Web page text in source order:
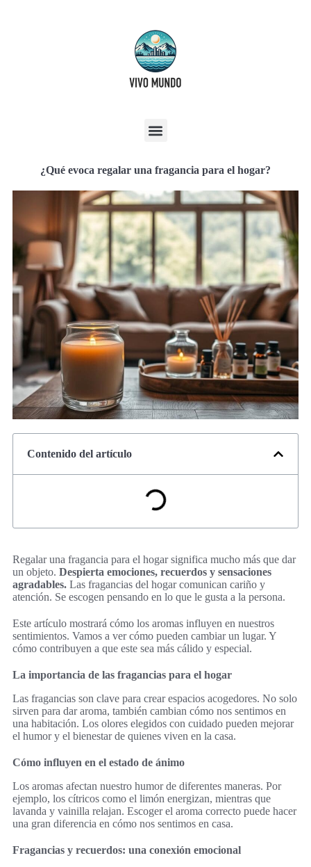
¿Qué evoca regalar una fragancia para el hogar?
Contenido del artículo
Regalar una fragancia para el hogar significa mucho más que dar
un objeto. Despierta emociones, recuerdos y sensaciones
agradables. Las fragancias del hogar comunican cariño y
atención. Se escogen pensando en lo que le gusta a la persona.
Este artículo mostrará cómo los aromas influyen en nuestros
sentimientos. Vamos a ver cómo pueden cambiar un lugar. Y
cómo contribuyen a que este sea más cálido y especial.
La importancia de las fragancias para el hogar
Las fragancias son clave para crear espacios acogedores. No solo
sirven para dar aroma, también cambian cómo nos sentimos en
una habitación. Los olores elegidos con cuidado pueden mejorar
el humor y el bienestar de quienes viven en la casa.
Cómo influyen en el estado de ánimo
Los aromas afectan nuestro humor de diferentes maneras. Por
ejemplo, los cítricos como el limón energizan, mientras que
lavanda y vainilla relajan. Escoger el aroma correcto puede hacer
una gran diferencia en cómo nos sentimos en casa.
Fragancias y recuerdos: una conexión emocional